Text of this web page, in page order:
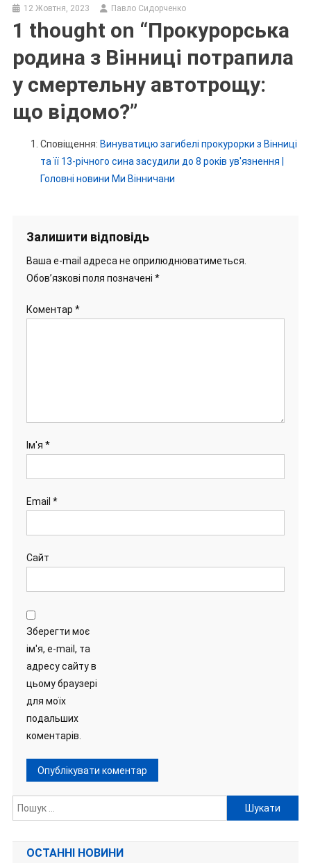
12 Жовтня, 2023 Павло Сидорченко
1 thought on “Прокурорська
родина з Вінниці потрапила
у смертельну автотрощу:
що відомо?”
Сповіщення: Винуватицю загибелі прокурорки з Вінниці
та її 13-річного сина засудили до 8 років ув'язнення |
Головні новини Ми Вінничани
Залишити відповідь
Ваша e-mail адреса не оприлюднюватиметься.
Обов’язкові поля позначені *
Коментар *
Ім'я *
Email *
Сайт
Зберегти моє
ім'я, e-mail, та
адресу сайту в
цьому браузері
для моїх
подальших
коментарів.
Пошук:
ОСТАННІ НОВИНИ